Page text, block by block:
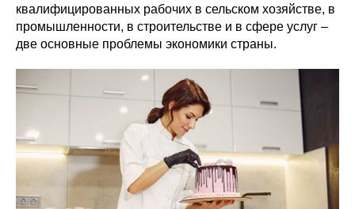
квалифицированных рабочих в сельском хозяйстве, в
промышленности, в строительстве и в сфере услуг –
две основные проблемы экономики страны.